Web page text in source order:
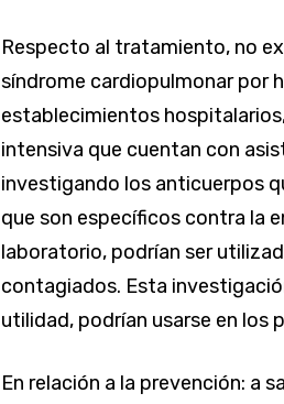
Respecto al tratamiento, no
síndrome cardiopulmonar por
establecimientos
intensiva que cuentan con
investigando los anticuerpos
que son específicos contra la
laboratorio, podrían ser
contagiados. Esta
utilidad, podrían usarse en los
En relación a la prevención: a